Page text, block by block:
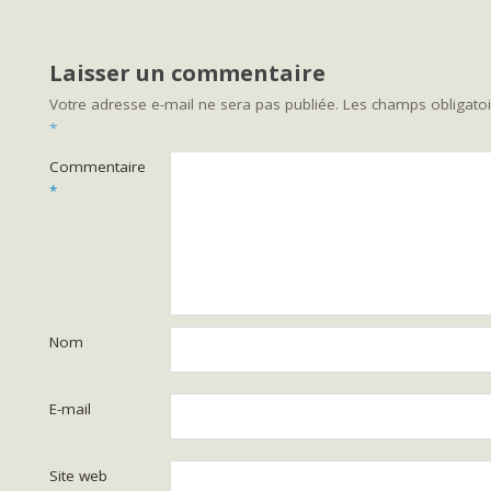
Laisser un commentaire
Votre adresse e-mail ne sera pas publiée. Les champs
*
Commentaire
*
Nom
E-mail
Site web